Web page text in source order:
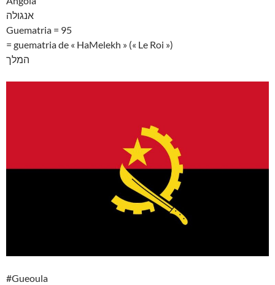
אנגולה
Guematria = 95
= guematria de « HaMelekh » (« Le Roi »)
המלך
#Gueoula